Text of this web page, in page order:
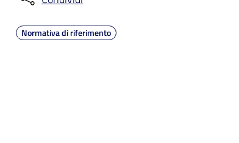
Normativa di riferimento